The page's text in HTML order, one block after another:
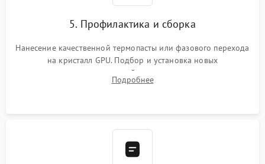
5. Профилактика и сборка
Нанесение качественной термопасты или фазового перехода
на кристалл GPU. Подбор и установка новых
термопрокладок правильной толщины на память и цепи
питания. Монтаж радиатора и бэкплейта, подключение и
Подробнее